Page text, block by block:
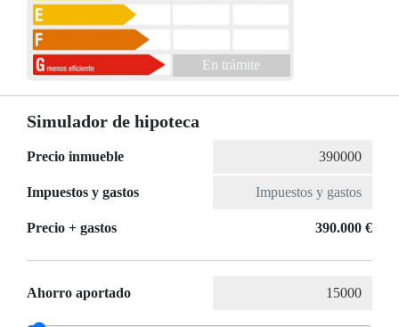
En trámite
Simulador de hipoteca
Precio inmueble
Impuestos y gastos
Precio + gastos 390.000 €
Ahorro aportado